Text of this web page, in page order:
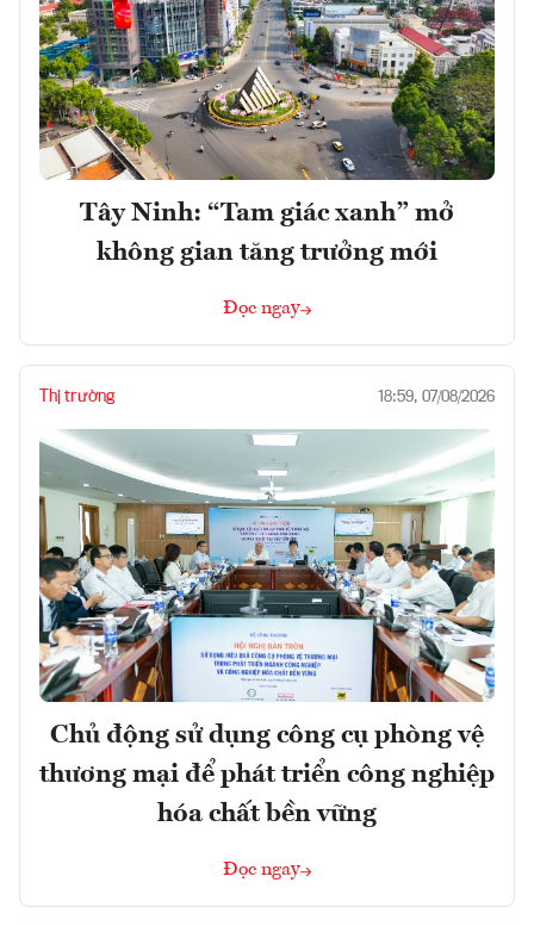
Tây Ninh: “Tam giác xanh” mở
không gian tăng trưởng mới
Đọc ngay
Thị trường 18:59, 07/08/2026
Chủ động sử dụng công cụ phòng vệ
thương mại để phát triển công nghiệp
hóa chất bền vững
Đọc ngay